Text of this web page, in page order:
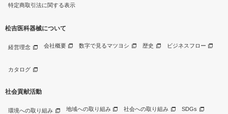
特定商取引法に関する表示
松吉医科器械について
経営理念 会社概要 数字で見るマツヨシ 歴史 ビジネスフロー
カタログ
社会貢献活動
環境への取り組み 地域への取り組み 社会への取り組み SDGs